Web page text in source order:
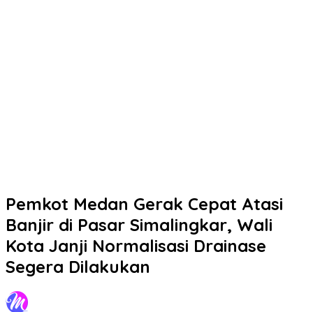
Pemkot Medan Gerak Cepat Atasi
Banjir di Pasar Simalingkar, Wali
Kota Janji Normalisasi Drainase
Segera Dilakukan